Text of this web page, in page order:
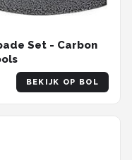
Set - Carbon
BEKIJK OP BOL